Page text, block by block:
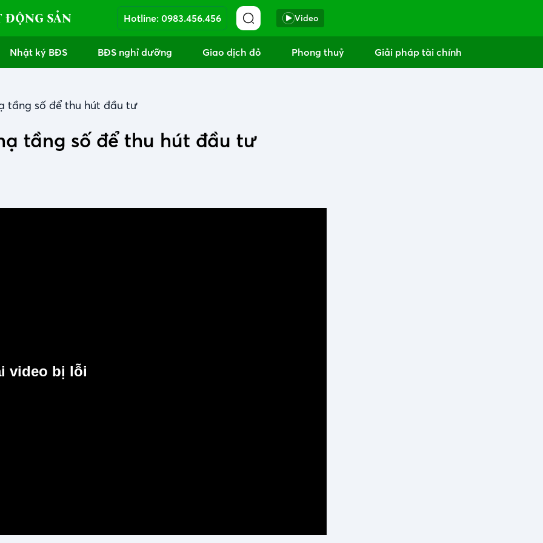
ĐỘNG SẢN Hotline: 0983.456.456 Video
Nhật ký BĐS BĐS nghỉ dưỡng Giao dịch đỏ Phong thuỷ Giải pháp tài chính
tầng số để thu hút đầu tư
tầng số để thu hút đầu tư
video bị lỗi